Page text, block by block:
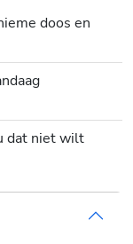
doos en
dat niet wilt